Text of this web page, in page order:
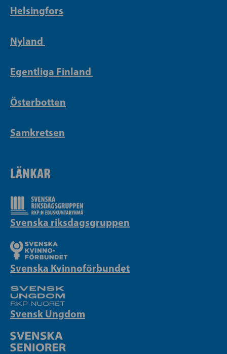
Helsingfors
Nyland
Egentliga Finland
Österbotten
Samkretsen
LÄNKAR
Svenska riksdagsgruppen
Svenska Kvinnoförbundet
Svensk Ungdom